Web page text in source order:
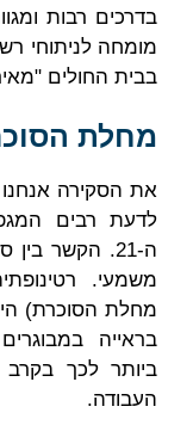
בדרכים רבות
מומחה לניתוחי
בבית החולים
מחלת
את הסקירה
לדעת רבים
ה-21. הקשר
משמעי.
מחלת הסוכרת)
בראייה
ביותר לכך בקרב
העבודה.